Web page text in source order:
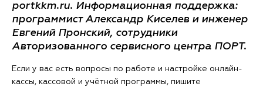
portkkm.ru. Информационная поддержка:
программист Александр Киселев и инженер
Евгений Пронский, сотрудники
Авторизованного сервисного центра ПОРТ.
Если у вас есть вопросы по работе и настройке онлайн-
кассы, кассовой и учётной программы, пишите